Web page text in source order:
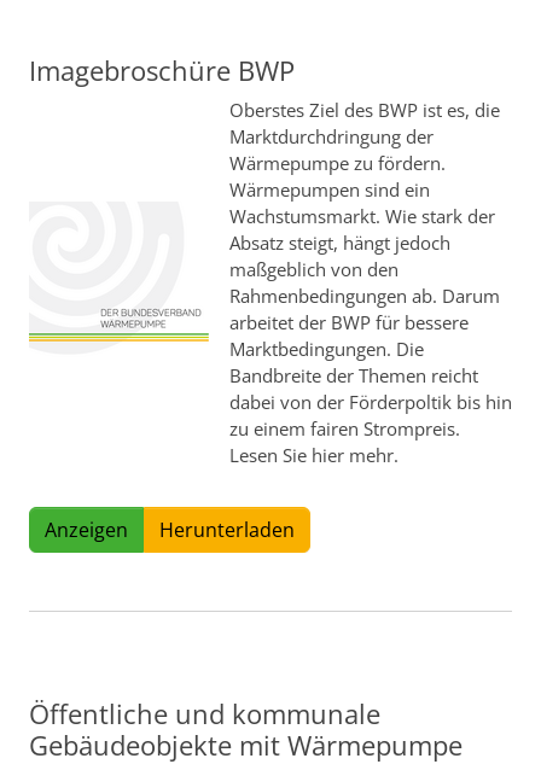
Imagebroschüre BWP
Oberstes Ziel des BWP ist es, die
Marktdurchdringung der
Wärmepumpe zu fördern.
Wärmepumpen sind ein
Wachstumsmarkt. Wie stark der
Absatz steigt, hängt jedoch
maßgeblich von den
Rahmenbedingungen ab. Darum
arbeitet der BWP für bessere
Marktbedingungen. Die
Bandbreite der Themen reicht
dabei von der Förderpoltik bis hin
zu einem fairen Strompreis.
Lesen Sie hier mehr.
Anzeigen Herunterladen
Öffentliche und kommunale
Gebäudeobjekte mit Wärmepumpe